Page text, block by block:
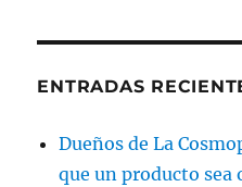
ENTRADAS
Dueños de La
que un producto sea